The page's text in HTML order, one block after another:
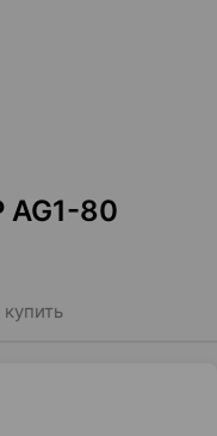
AG1-80